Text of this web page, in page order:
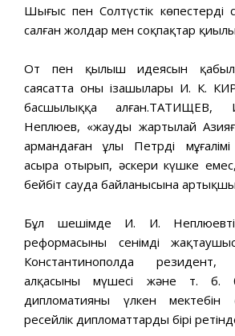
Шығыс пен Солтүстік көпестердің
салған жолдар мен соқпақтар
От пен қылыш идеясын
саясатта оның ізашылары И. К.
басшылыққа алған.ТАТИЩЕВ,
Неплюев, «жауды жартылай
армандаған ұлы Петрдің
асыра отырып, әскери күшке
бейбіт сауда байланысына
Бұл шешімде И. И.
реформасының сенімді
Константинополда
алқасының мүшесі және т.
дипломатияның үлкен мектебін
ресейлік дипломаттардың бірі